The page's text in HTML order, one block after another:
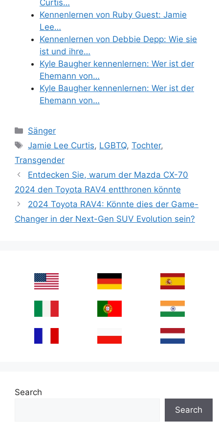
Curtis…
Kennenlernen von Ruby Guest: Jamie
Lee…
Kennenlernen von Debbie Depp: Wie sie
ist und ihre…
Kyle Baugher kennenlernen: Wer ist der
Ehemann von…
Kyle Baugher kennenlernen: Wer ist der
Ehemann von…
Categories
Sänger
Tags
Jamie Lee Curtis, LGBTQ,Tochter,
Transgender
Entdecken Sie, warum der Mazda CX-70
2024 den Toyota RAV4 entthronen könnte
2024 Toyota RAV4: Könnte dies der Game-
Changer in der Next-Gen SUV Evolution sein?
Search
Search